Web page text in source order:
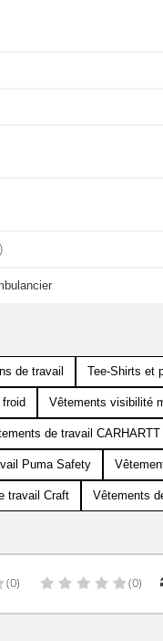
de travail Tee-Shirts et
Vêtements visibilité
de travail CARHARTT
Puma Safety
travail Craft Vêtements
(0) (0)